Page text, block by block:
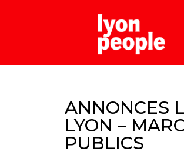
ANNONCES
LYON –
PUBLICS